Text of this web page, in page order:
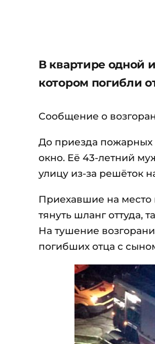
В квартире одной
котором погибли
Сообщение о
До приезда пожарных
окно. Её 43-летний
улицу из-за решёток
Приехавшие на
тянуть шланг оттуда,
На тушение
погибших отца с